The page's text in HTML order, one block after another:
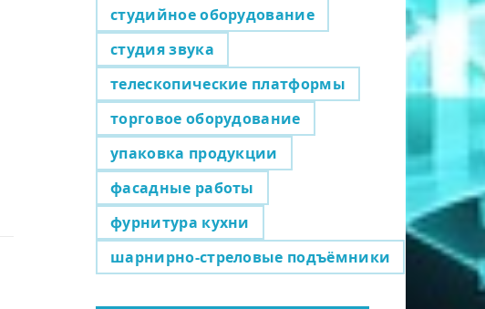
студийное оборудование
студия звука
телескопические платформы
торговое оборудование
упаковка продукции
фасадные работы
фурнитура кухни
шарнирно-стреловые подъёмники